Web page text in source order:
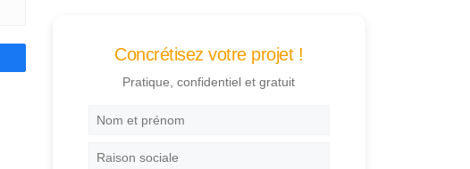
Concrétisez votre projet !
Pratique, confidentiel et gratuit
Nom
prénom*
Raison